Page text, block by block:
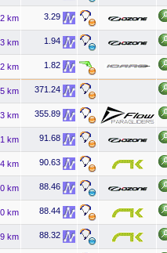
km 3.29
km 1.94
km 1.82
km 371.24
km 355.89
km 91.68
km 90.63
km 88.46
km 88.44
km 88.32